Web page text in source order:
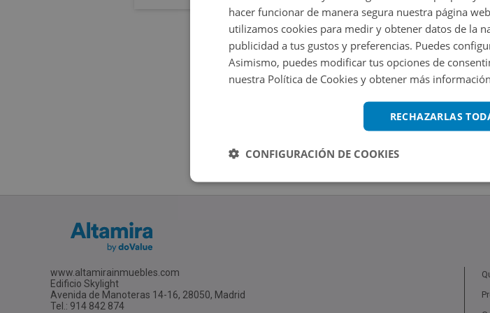
www.altamirainmuebles.com
Edificio Skylight
Avenida de Manoteras 14-16, 28050, Madrid
Tel.: 914 842 874
hacer funcionar de manera segura nuestra página
utilizamos cookies para medir y obtener datos de la
publicidad a tus gustos y preferencias. Puedes
Asimismo, puedes modificar tus opciones de
nuestra Política de Cookies y obtener más
RECHAZARLAS
CONFIGURACIÓN DE COOKIES